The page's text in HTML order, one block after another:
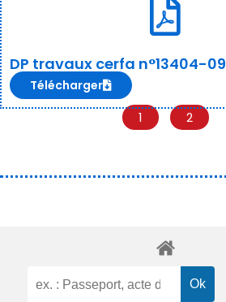
DP travaux cerfa n°13404-09
Télécharger
1 2